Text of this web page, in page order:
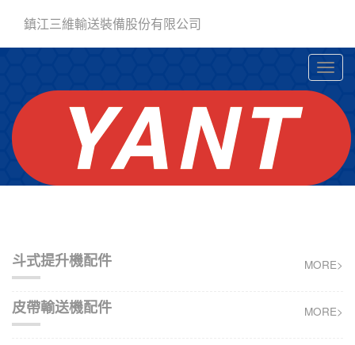
鎮江三維輸送裝備股份有限公司
MORE>
斗式提升機配件
MORE>
皮帶輸送機配件